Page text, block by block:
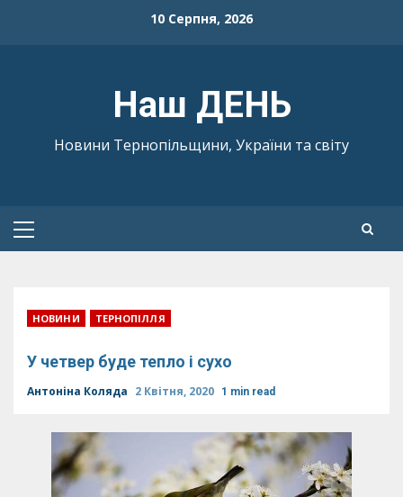
10 Серпня, 2026
Наш ДЕНЬ
Новини Тернопільщини, України та світу
Primary
НОВИНИ ТЕРНОПІЛЛЯ
У четвер буде тепло і сухо
Антоніна Коляда 2 Квітня, 2020 1 min read